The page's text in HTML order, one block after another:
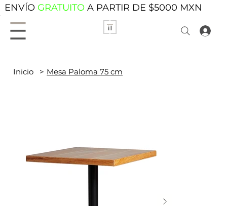
ENVÍO GRATUITO A PARTIR DE $5000 MXN
Inicio > Mesa Paloma 75 cm